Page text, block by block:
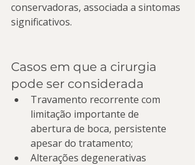
conservadoras, associada a sintomas
significativos.
Casos em que a cirurgia
pode ser considerada
Travamento recorrente com
limitação importante de
abertura de boca, persistente
apesar do tratamento;
Alterações degenerativas